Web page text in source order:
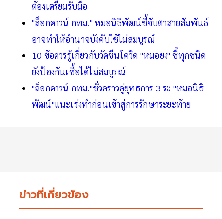
ต้องเตรียมรับมือ
"ล็อกดาวน์ กทม." หมอนิธิพัฒน์ชี้จับตาสายสัมพันธ์
อาจทำให้อำนาจบังคับใช้ไม่สมบูรณ์
10 ข้อควรรู้เกี่ยวกับวัคซีนโควิด "หมอยง" ชี้ทุกชนิด
ยังป้องกันเชื้อได้ไม่สมบูรณ์
"ล็อกดาวน์ กทม."ชั่วคราวคู่ยุทธการ 3 ระ "หมอนิธิ
พัฒน์"แนะเร่งทำก่อนเข้าสู่การรักษาระยะท้าย
ข่าวที่เกี่ยวข้อง